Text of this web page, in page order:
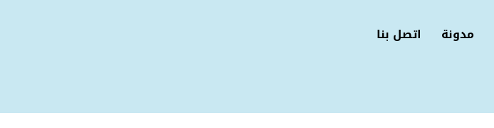
مدونة اتصل بنا